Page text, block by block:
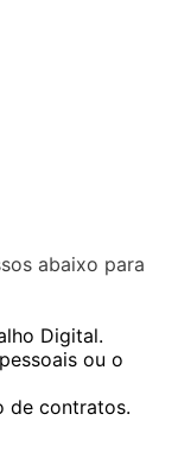
abaixo para
Digital.
ou o
de contratos.